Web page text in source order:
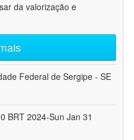
da valorização e
Federal de Sergipe - SE
BRT 2024-Sun Jan 31